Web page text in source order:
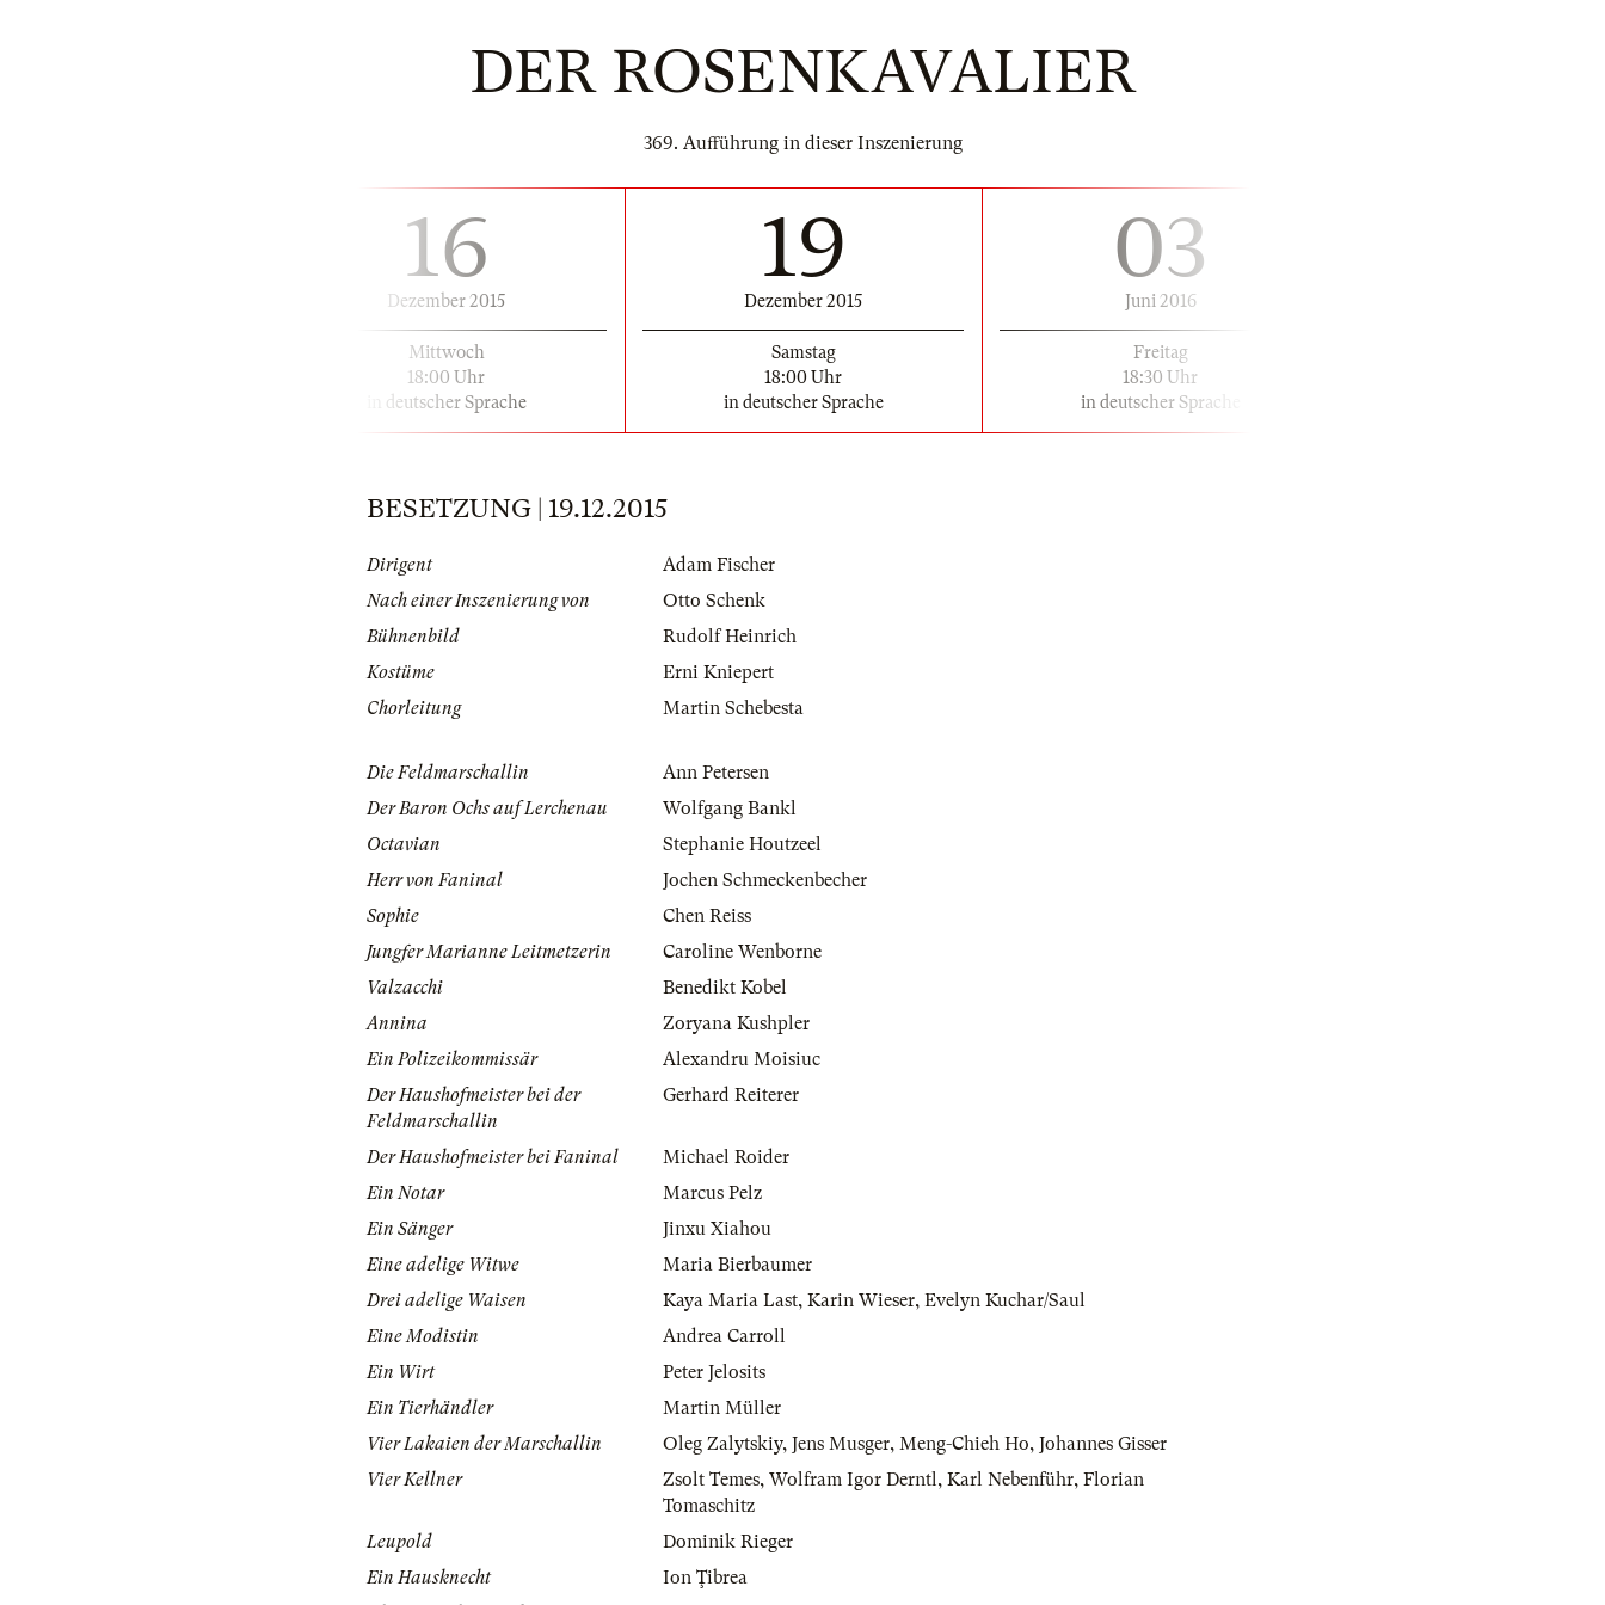
DER ROSENKAVALIER
369. Aufführung in dieser Inszenierung
16
Dezember 2015
Mittwoch
18:00 Uhr
in deutscher Sprache
19
Dezember 2015
Samstag
18:00 Uhr
in deutscher Sprache
03
Juni 2016
Freitag
18:30 Uhr
in deutscher Sprache
BESETZUNG | 19.12.2015
Dirigent
Adam Fischer
Nach einer Inszenierung von
Otto Schenk
Bühnenbild
Rudolf Heinrich
Kostüme
Erni Kniepert
Chorleitung
Martin Schebesta
Die Feldmarschallin
Ann Petersen
Der Baron Ochs auf Lerchenau
Wolfgang Bankl
Octavian
Stephanie Houtzeel
Herr von Faninal
Jochen Schmeckenbecher
Sophie
Chen Reiss
Jungfer Marianne Leitmetzerin
Caroline Wenborne
Valzacchi
Benedikt Kobel
Annina
Zoryana Kushpler
Ein Polizeikommissär
Alexandru Moisiuc
Der Haushofmeister bei der
Feldmarschallin
Gerhard Reiterer
Der Haushofmeister bei Faninal
Michael Roider
Ein Notar
Marcus Pelz
Ein Sänger
Jinxu Xiahou
Eine adelige Witwe
Maria Bierbaumer
Drei adelige Waisen
Kaya Maria Last, Karin Wieser, Evelyn Kuchar/Saul
Eine Modistin
Andrea Carroll
Ein Wirt
Peter Jelosits
Ein Tierhändler
Martin Müller
Vier Lakaien der Marschallin
Oleg Zalytskiy, Jens Musger, Meng-Chieh Ho, Johannes Gisser
Vier Kellner
Zsolt Temes, Wolfram Igor Derntl, Karl Nebenführ, Florian
Tomaschitz
Leupold
Dominik Rieger
Ein Hausknecht
Ion Ţibrea